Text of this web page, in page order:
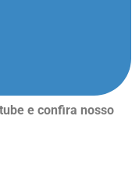
e confira nosso